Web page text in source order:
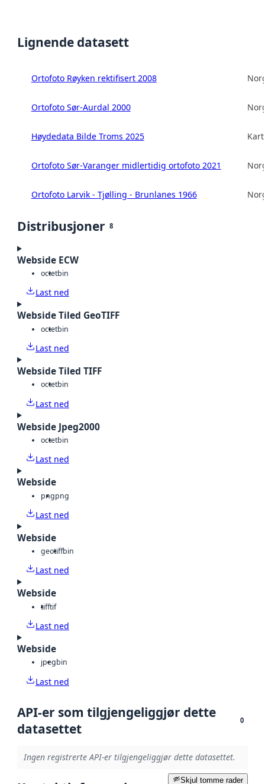
Lignende datasett
Ortofoto Røyken rektifisert 2008
Ortofoto Sør-Aurdal 2000
Høydedata Bilde Troms 2025
Ortofoto Sør-Varanger midlertidig ortofoto 2021
Ortofoto Larvik - Tjølling - Brunlanes 1966
Distribusjoner 8
Webside ECW
octetbin
Last ned
Webside Tiled GeoTIFF
octetbin
Last ned
Webside Tiled TIFF
octetbin
Last ned
Webside Jpeg2000
octetbin
Last ned
Webside
pngpng
Last ned
Webside
geotiffbin
Last ned
Webside
tifftif
Last ned
Webside
jpegbin
Last ned
API-er som tilgjengeliggjør dette
datasettet
0
Ingen registrerte API-er tilgjengeliggjør dette datasettet.
Skjul tomme rader